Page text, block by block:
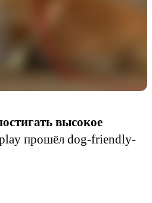
высокое
прошёл dog-friendly-